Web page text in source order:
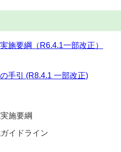
施要綱（R6.4.1一部改正）
手引 (R8.4.1 一部改正)
施要綱
イドライン